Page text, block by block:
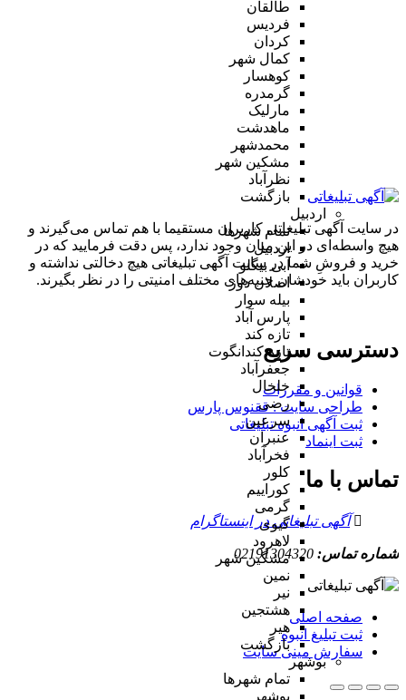
طالقان
فردیس
کردان
کمال شهر
کوهسار
گرمدره
مارلیک
ماهدشت
محمدشهر
مشکین شهر
نظرآباد
بازگشت
اردبیل
تمام شهر‌ها
اردبیل
آبی بیگلو
اصلان دوز
بیله سوار
پارس آباد
تازه کند
تازه کندانگوت
جعفرآباد
خلخال
رضی
سرعین
عنبران
فخرآباد
کلور
کوراییم
گرمی
گیوی
لاهرود
مشگین شهر
نمین
نیر
هشتجین
هیر
بازگشت
بوشهر
تمام شهر‌ها
بوشهر
در سایت آگهی تبلیغاتی کاربران مستقیما با هم تماس می‌گیرند و
هیچ واسطه‌ای در این میان وجود ندارد، پس دقت فرمایید که در
خرید و فروشِ شما در سایت آگهی تبلیغاتی هیچ دخالتی نداشته و
کاربران باید خودشان جنبه‌های مختلف امنیتی را در نظر بگیرند.
دسترسی سریع
قوانین و مقررات
طراحی سایت : ققنوس پارس
ثبت آگهی انبوه تبلیغاتی
ثبت اینماد
تماس با ما
آگهی تبلیغاتی در اینستاگرام
شماره تماس: 02191304320
صفحه اصلی
ثبت تبلیغ انبوه
سفارش مینی سایت